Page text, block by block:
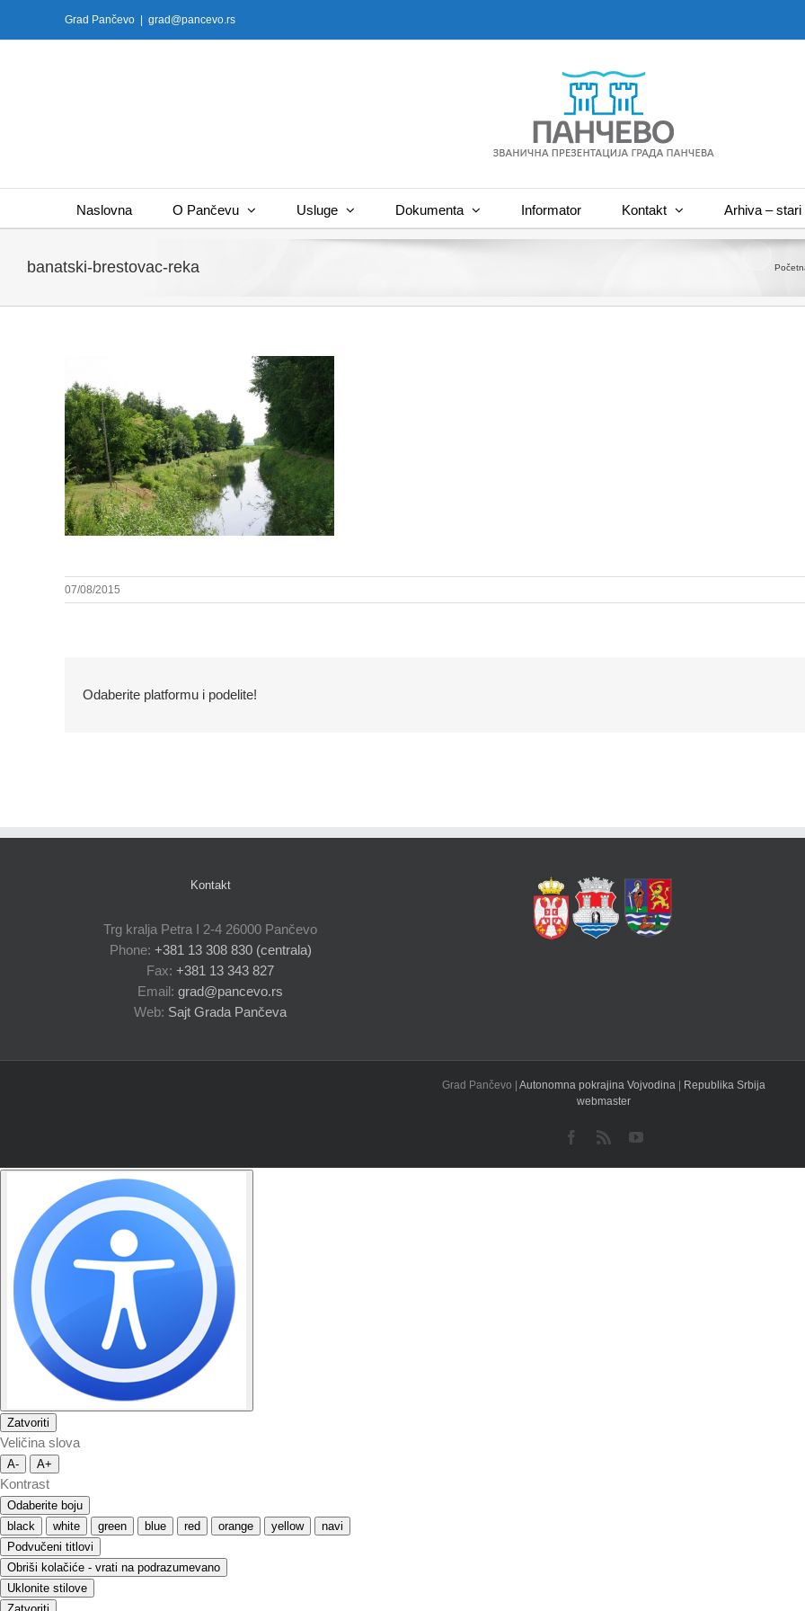
Grad Pančevo grad@pancevo.rs
Naslovna O Pančevu Usluge Dokumenta Informator Kontakt Arhiva – stari
banatski-brestovac-reka
07/08/2015
Odaberite platformu i podelite!
Kontakt
Trg kralja Petra I 2-4 26000 Pančevo
Phone: +381 13 308 830 (centrala)
Fax: +381 13 343 827
Email: grad@pancevo.rs
Web: Sajt Grada Pančeva
Grad Pančevo | Autonomna pokrajina Vojvodina | Republika Srbija
webmaster
Facebook
Rss YouTube
Zatvoriti
Veličina slova
A- A+
Kontrast
Odaberite boju
black
white green blue red orange yellow
navi
Podvučeni titlovi
Obriši kolačiće - vrati na podrazumevano
Uklonite stilove